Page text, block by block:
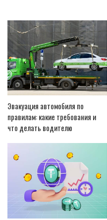
Эвакуация автомобиля по
правилам: какие требования и
что делать водителю